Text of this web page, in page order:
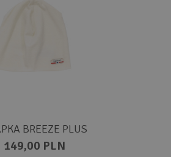
BREEZE PLUS
149,00 PLN